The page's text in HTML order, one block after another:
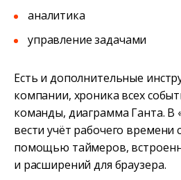
аналитика
управление задачами
Есть и дополнительные
компании, хроника всех
команды, диаграмма Ганта.
вести учёт рабочего времени
помощью таймеров,
и расширений для браузера.